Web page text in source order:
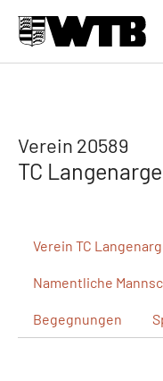
Verein 20589
TC
Verein TC
Namentliche
Begegnungen